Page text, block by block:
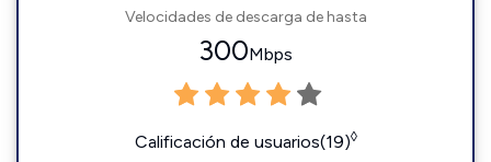
Velocidades de descarga de hasta
300Mbps
Calificación de usuarios(19)◊